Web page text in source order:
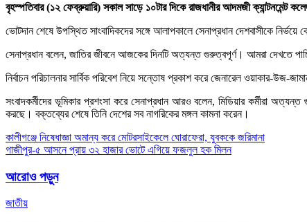
বৃহস্পতিবার (১২ ফেব্রুয়ারি) সকাল সাড়ে ১০টার দিকে রাজধানীর আদমজী ক্যান্টনমেন্ট
ভোটদান শেষে উপস্থিত সাংবাদিকদের সঙ্গে আলাপকালে সেনাপ্রধান দেশবাসীকে নির্ভয়ে
সেনাপ্রধান বলেন, জাতির জীবনে আজকের দিনটি অত্যন্ত গুরুত্বপূর্ণ। আমরা দেখতে
নির্বাচন পরিচালনার সার্বিক পরিবেশ নিয়ে সন্তোষ প্রকাশ করে জেনারেল ওয়াকার-
সংবাদকর্মীদের ভূমিকার প্রশংসা করে সেনাপ্রধান আরও বলেন, মিডিয়ার কর্মীরা
করছে। বক্তব্যের শেষে তিনি দেশের সব নাগরিকের মঙ্গল কামনা করেন।
Post
navigation
কালীগঞ্জে নিষেধাজ্ঞা অমান্য করে মোটরসাইকেলে ঘোরাফেরা, যুবককে জরিমানা
গাজীপুর-৫ আসনে প্রায় ৩২ হাজার ভোটে এগিয়ে ফজলুল হক মিলন
আরোও পড়ুন
জাতীয়